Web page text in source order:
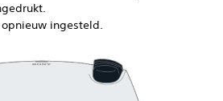
ingesteld.